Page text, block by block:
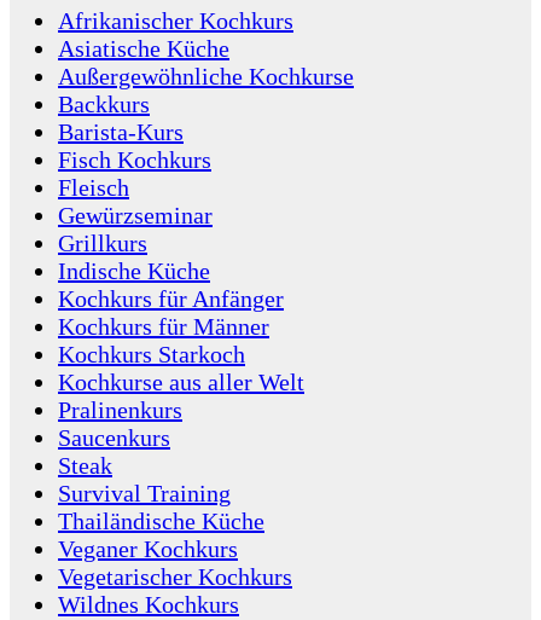
Afrikanischer Kochkurs
Asiatische Küche
Außergewöhnliche Kochkurse
Backkurs
Barista-Kurs
Fisch Kochkurs
Fleisch
Gewürzseminar
Grillkurs
Indische Küche
Kochkurs für Anfänger
Kochkurs für Männer
Kochkurs Starkoch
Kochkurse aus aller Welt
Pralinenkurs
Saucenkurs
Steak
Survival Training
Thailändische Küche
Veganer Kochkurs
Vegetarischer Kochkurs
Wildnes Kochkurs